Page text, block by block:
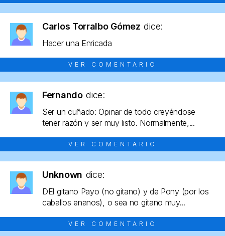
Carlos Torralbo Gómez dice:
Hacer una Enricada
VER COMENTARIO
Fernando dice:
Ser un cuñado: Opinar de todo creyéndose
tener razón y ser muy listo. Normalmente,...
VER COMENTARIO
Unknown dice:
DEl gitano Payo (no gitano) y de Pony (por los
caballos enanos), o sea no gitano muy...
VER COMENTARIO